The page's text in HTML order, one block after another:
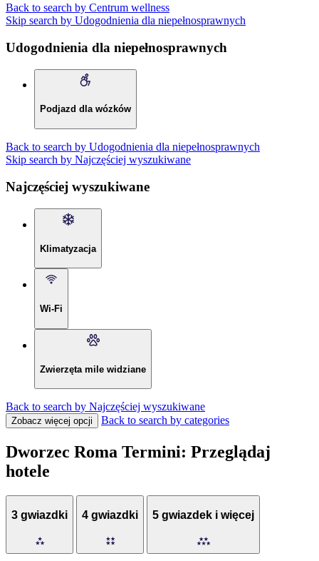
Back to search by Centrum wellness
Skip search by Udogodnienia dla niepełnosprawnych
Udogodnienia dla niepełnosprawnych
Podjazd dla wózków
Back to search by Udogodnienia dla niepełnosprawnych
Skip search by Najczęściej wyszukiwane
Najczęściej wyszukiwane
Klimatyzacja
Wi-Fi
Zwierzęta mile widziane
Back to search by Najczęściej wyszukiwane
Zobacz więcej opcji Back to search by categories
Dworzec Roma Termini: Przeglądaj
hotele
3 gwiazdki 4 gwiazdki 5 gwiazdek i więcej